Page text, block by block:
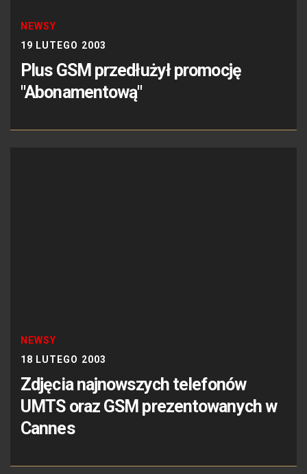
NEWSY
19 LUTEGO 2003
Plus GSM przedłużył promocję
"Abonamentową"
NEWSY
18 LUTEGO 2003
Zdjęcia najnowszych telefonów
UMTS oraz GSM prezentowanych w
Cannes